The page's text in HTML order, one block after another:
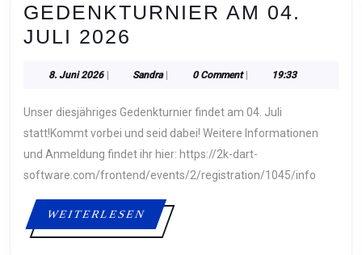
GEDENKTURNIER AM 04.
JULI 2026
WESSOLOWSKI
GEDENKTURNIER
AM
04.
JULI
2026
8. Juni 20268.
SandraSandra 0 Comment 19:33
Unser diesjähriges Gedenkturnier findet am 04. Juli
statt!Kommt vorbei und seid dabei! Weitere Informationen
und Anmeldung findet ihr hier: https://2k-dart-
software.com/frontend/events/2/registration/1045/info
WEITERLESENWEITERLESEN